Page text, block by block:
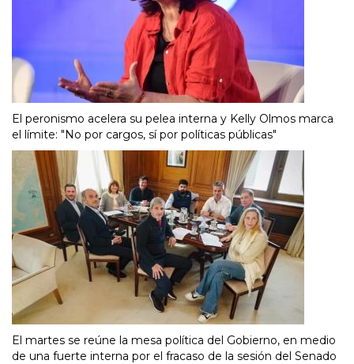
El peronismo acelera su pelea interna y Kelly Olmos marca
el límite: "No por cargos, sí por políticas públicas"
El martes se reúne la mesa política del Gobierno, en medio
de una fuerte interna por el fracaso de la sesión del Senado